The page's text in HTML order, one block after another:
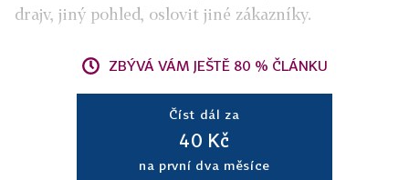
drajv, jiný pohled, oslovit jiné zákazníky.
ZBÝVÁ VÁM JEŠTĚ 80 % ČLÁNKU
Číst dál za
40 Kč
na první dva měsíce